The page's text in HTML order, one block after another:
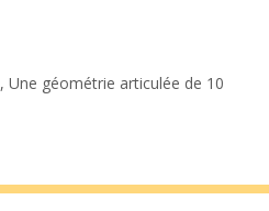
,Une géométrie articulée de 10